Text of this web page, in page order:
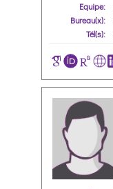
Equipe:
Bureau(x):
Tél(s):